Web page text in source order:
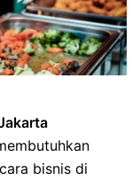
bisnis di